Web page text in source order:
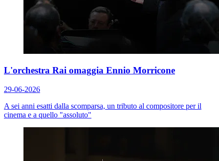
L'orchestra Rai omaggia Ennio Morricone
29-06-2026
A sei anni esatti dalla scomparsa, un tributo al compositore per il
cinema e a quello "assoluto"